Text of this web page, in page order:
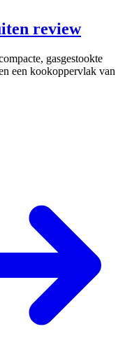
review
gasgestookte
een kookoppervlak van